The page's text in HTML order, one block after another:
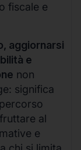
fiscale e
aggiornarsi
e
non
significa
al
e